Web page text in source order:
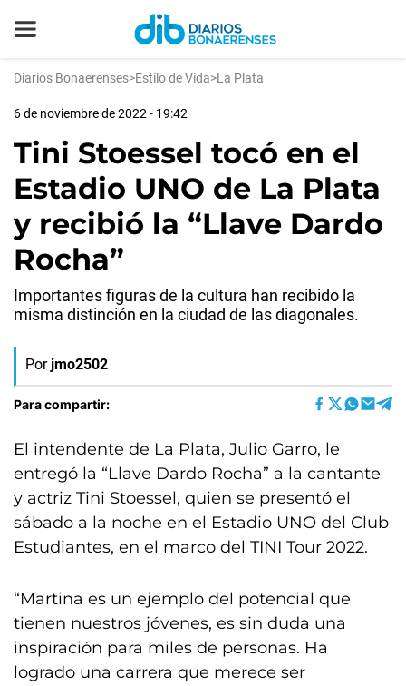
Diarios Bonaerenses>Estilo de Vida>La Plata
6 de noviembre de 2022 - 19:42
Tini Stoessel tocó en el
Estadio UNO de La Plata
y recibió la “Llave Dardo
Rocha”
Importantes figuras de la cultura han recibido la
misma distinción en la ciudad de las diagonales.
Por jmo2502
Para compartir:
El intendente de La Plata, Julio Garro, le
entregó la “Llave Dardo Rocha” a la cantante
y actriz Tini Stoessel, quien se presentó el
sábado a la noche en el Estadio UNO del Club
Estudiantes, en el marco del TINI Tour 2022.
“Martina es un ejemplo del potencial que
tienen nuestros jóvenes, es sin duda una
inspiración para miles de personas. Ha
logrado una carrera que merece ser